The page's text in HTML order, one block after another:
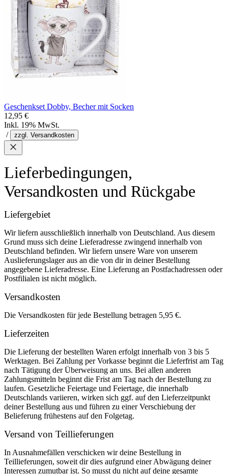
Geschenkset Dobby, Becher mit Socken
12,95 €
Inkl. 19% MwSt.
/
zzgl. Versandkosten
Lieferbedingungen,
Versandkosten und Rückgabe
Liefergebiet
Wir liefern ausschließlich innerhalb von Deutschland. Aus diesem
Grund muss sich deine Lieferadresse zwingend innerhalb von
Deutschland befinden. Wir liefern unsere Ware von unserem
Auslieferungslager aus an die von dir in deiner Bestellung
angegebene Lieferadresse. Eine Lieferung an Postfachadressen oder
Postfilialen ist nicht möglich.
Versandkosten
Die Versandkosten für jede Bestellung betragen 5,95 €.
Lieferzeiten
Die Lieferung der bestellten Waren erfolgt innerhalb von 3 bis 5
Werktagen. Bei Zahlung per Vorkasse beginnt die Lieferfrist am Tag
nach Tätigung der Überweisung an uns. Bei allen anderen
Zahlungsmitteln beginnt die Frist am Tag nach der Bestellung zu
laufen. Gesetzliche Feiertage und Feiertage, die innerhalb
Deutschlands variieren, wirken sich ggf. auf den Lieferzeitpunkt
deiner Bestellung aus und führen zu einer Verschiebung der
Belieferung frühestens auf den Folgetag.
Versand von Teillieferungen
In Ausnahmefällen verschicken wir deine Bestellung in
Teillieferungen, soweit dir dies aufgrund einer Abwägung deiner
Interessen zumutbar ist. So musst du nicht auf deine gesamte